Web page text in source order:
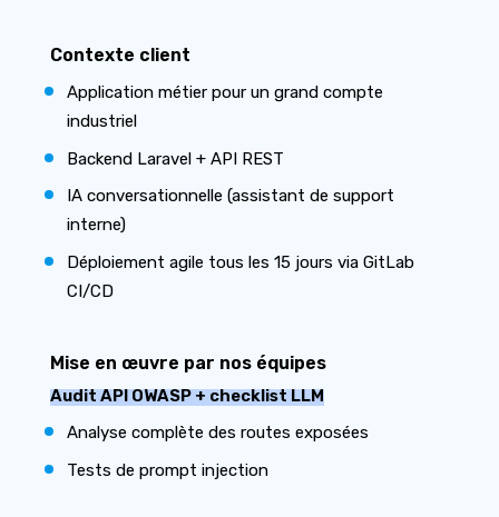
Contexte client
Application métier pour un grand compte
industriel
Backend Laravel + API REST
IA conversationnelle (assistant de support
interne)
Déploiement agile tous les 15 jours via GitLab
CI/CD
Mise en œuvre par nos équipes
Audit API OWASP + checklist LLM
Analyse complète des routes exposées
Tests de prompt injection